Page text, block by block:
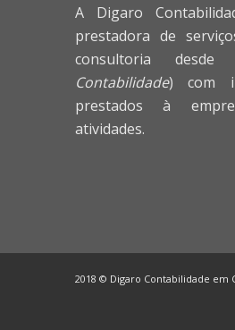
A Digaro
prestadora de
consultoria desde
Contabilidade) com
prestados à
atividades.
2018 © Digaro Contabilidade